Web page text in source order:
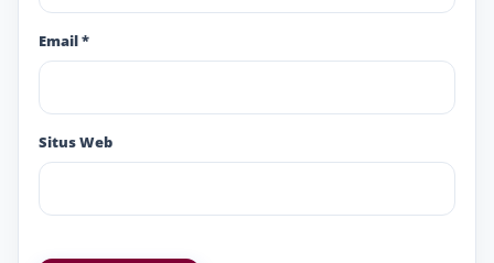
Email*
Situs Web